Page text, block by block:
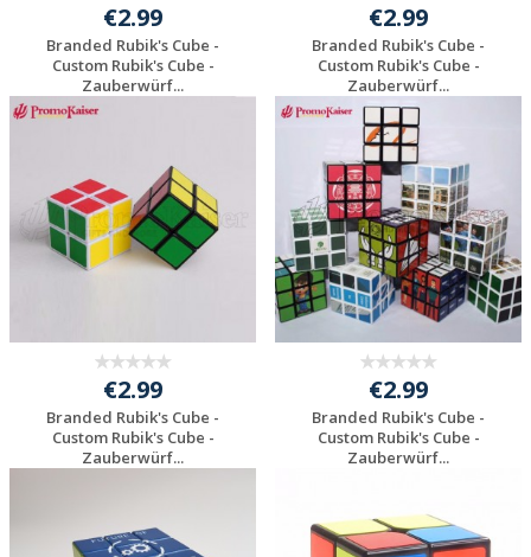
€2.99
Branded Rubik's Cube -
Custom Rubik's Cube -
Zauberwürf...
Preis unverbindlich
€2.99
Branded Rubik's Cube -
Custom Rubik's Cube -
Zauberwürf...
Preis unverbindlich
anfragen
€2.99
Branded Rubik's Cube -
Custom Rubik's Cube -
Zauberwürf...
€2.99
Branded Rubik's Cube -
Custom Rubik's Cube -
Zauberwürf...
anfragen